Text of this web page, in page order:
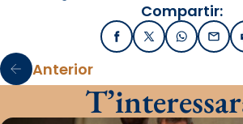
Compartir:
FacebookX / TwitterWhatsApp
Anterior